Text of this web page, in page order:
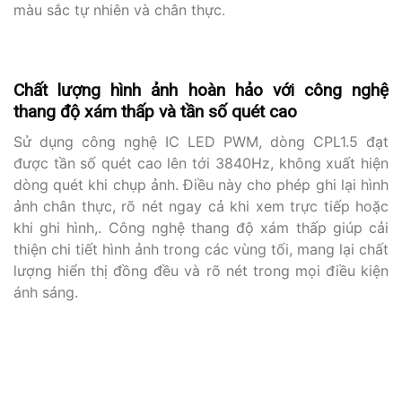
màu sắc tự nhiên và chân thực.
Chất lượng hình ảnh hoàn hảo với công nghệ
thang độ xám thấp và tần số quét cao
Sử dụng công nghệ IC LED PWM, dòng CPL1.5 đạt
được tần số quét cao lên tới 3840Hz, không xuất hiện
dòng quét khi chụp ảnh. Điều này cho phép ghi lại hình
ảnh chân thực, rõ nét ngay cả khi xem trực tiếp hoặc
khi ghi hình,. Công nghệ thang độ xám thấp giúp cải
thiện chi tiết hình ảnh trong các vùng tối, mang lại chất
lượng hiển thị đồng đều và rõ nét trong mọi điều kiện
ánh sáng.